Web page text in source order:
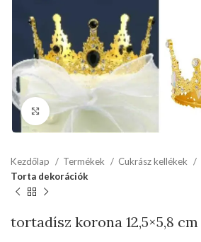
kattints a kinagyításhoz
Kezdőlap Termékek Cukrász kellékek
Torta dekorációk
tortadísz korona 12,5×5,8 cm